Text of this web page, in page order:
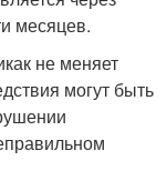
месяцев.
не меняет
могут быть